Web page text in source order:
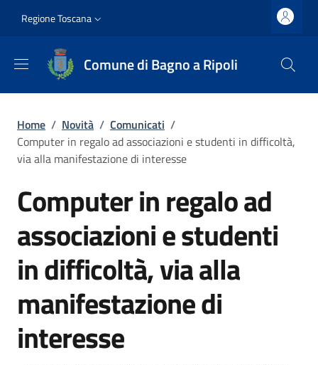
Slim top
Regione Toscana
Comune di Bagno a Ripoli
Briciole di pane
Home / Novità / Comunicati /
Computer in regalo ad associazioni e studenti in difficoltà,
via alla manifestazione di interesse
Computer in regalo ad
associazioni e studenti
in difficoltà, via alla
manifestazione di
interesse